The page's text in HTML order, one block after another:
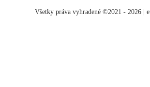
Všetky práva vyhradené ©2021 - 2026 |